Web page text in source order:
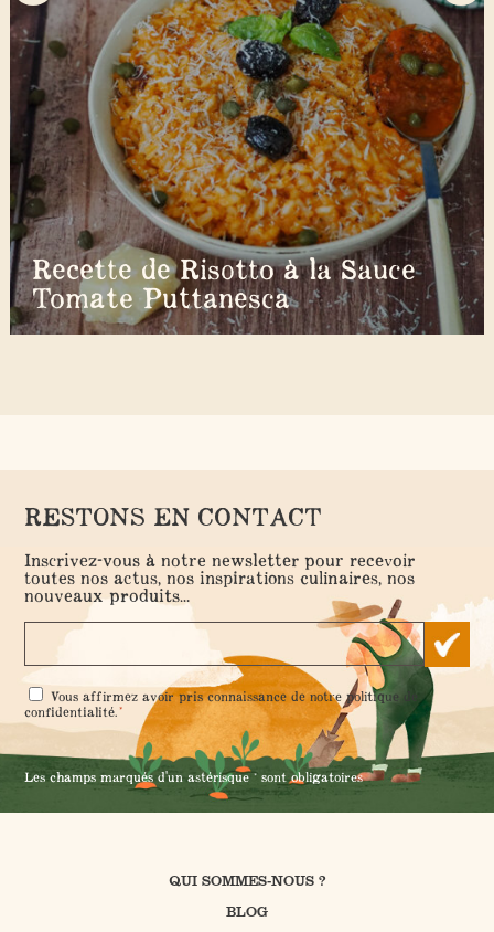
Recette de Risotto à la Sauce
Tomate Puttanesca
RESTONS EN CONTACT
Inscrivez-vous à notre newsletter pour recevoir
toutes nos actus, nos inspirations culinaires, nos
nouveaux produits...
RGPD
*
Vous affirmez avoir pris connaissance de notrepolitique de
confidentialité.*
Les champs marqués d'un astérisque * sont obligatoires
QUI SOMMES-NOUS ?
BLOG